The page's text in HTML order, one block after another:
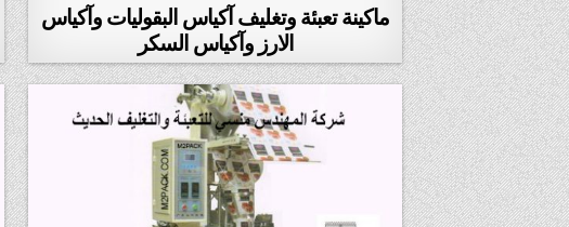
ماكينة تعبئة وتغليف آكياس البقوليات وآكياس
الارز وآكياس السكر